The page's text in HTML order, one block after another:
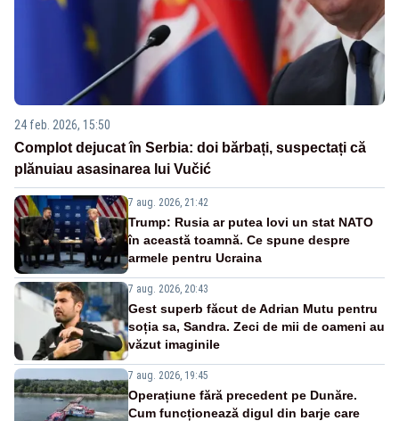
24 feb. 2026, 15:50
Complot dejucat în Serbia: doi bărbați, suspectați că
plănuiau asasinarea lui Vučić
7 aug. 2026, 21:42
Trump: Rusia ar putea lovi un stat NATO
în această toamnă. Ce spune despre
armele pentru Ucraina
7 aug. 2026, 20:43
Gest superb făcut de Adrian Mutu pentru
soția sa, Sandra. Zeci de mii de oameni au
văzut imaginile
7 aug. 2026, 19:45
Operațiune fără precedent pe Dunăre.
Cum funcționează digul din barje care